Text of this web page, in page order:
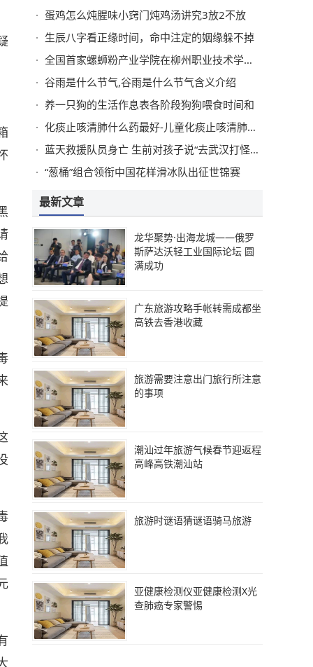
蛋鸡怎么炖腥味小窍门炖鸡汤讲究3放2不放
生辰八字看正缘时间，命中注定的姻缘躲不掉
全国首家螺蛳粉产业学院在柳州职业技术学院揭牌
谷雨是什么节气,谷雨是什么节气含义介绍
养一只狗的生活作息表各阶段狗狗喂食时间和
化痰止咳清肺什么药最好-儿童化痰止咳清肺什么药最好
蓝天救援队员身亡 生前对孩子说“去武汉打怪兽了”
“葱桶”组合领衔中国花样滑冰队出征世锦赛
最新文章
龙华聚势·出海龙城——俄罗
斯萨达沃轻工业国际论坛 圆
满成功
广东旅游攻略手帐转需成都坐
高铁去香港收藏
旅游需要注意出门旅行所注意
的事项
潮汕过年旅游气候春节迎返程
高峰高铁潮汕站
旅游时谜语猜谜语骑马旅游
亚健康检测仪亚健康检测X光
查肺癌专家警惕